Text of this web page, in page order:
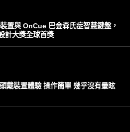
置與 OnCue 巴金森氏症智慧鍵盤，
計大獎全球首獎
戴裝置體驗 操作簡單 幾乎沒有暈眩